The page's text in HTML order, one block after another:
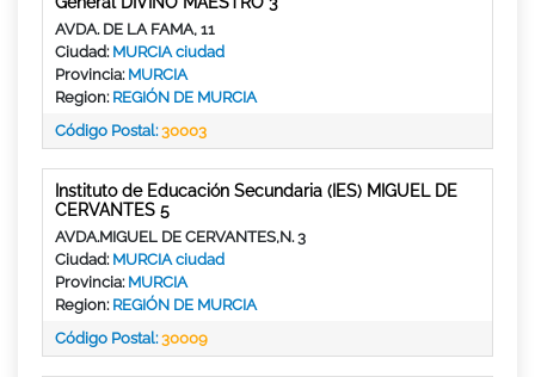
AVDA. DE LA FAMA, 11
Ciudad: MURCIA ciudad
Provincia: MURCIA
Region: REGIÓN DE MURCIA
Código Postal:30003
Instituto de Educación Secundaria (IES) MIGUEL DE
CERVANTES 5
AVDA.MIGUEL DE CERVANTES,N. 3
Ciudad: MURCIA ciudad
Provincia: MURCIA
Region: REGIÓN DE MURCIA
Código Postal:30009